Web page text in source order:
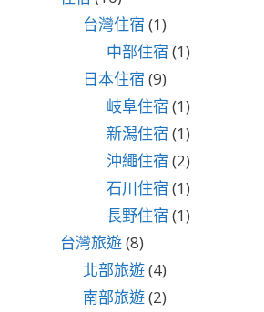
台灣住宿 (1)
中部住宿 (1)
日本住宿 (9)
岐阜住宿 (1)
新潟住宿 (1)
沖繩住宿 (2)
石川住宿 (1)
長野住宿 (1)
台灣旅遊(8)
北部旅遊(4)
南部旅遊(2)